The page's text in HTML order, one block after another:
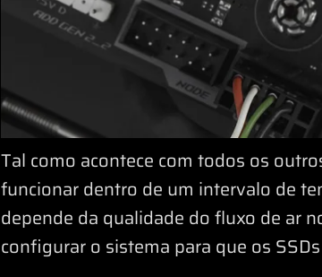
Tal como acontece com todos os
funcionar dentro de um intervalo de
depende da qualidade do fluxo de ar
configurar o sistema para que os